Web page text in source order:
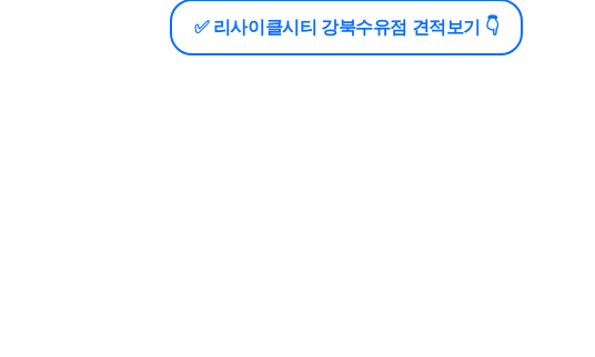
✅ 리사이클시티 강북수유점 견적보기 👇